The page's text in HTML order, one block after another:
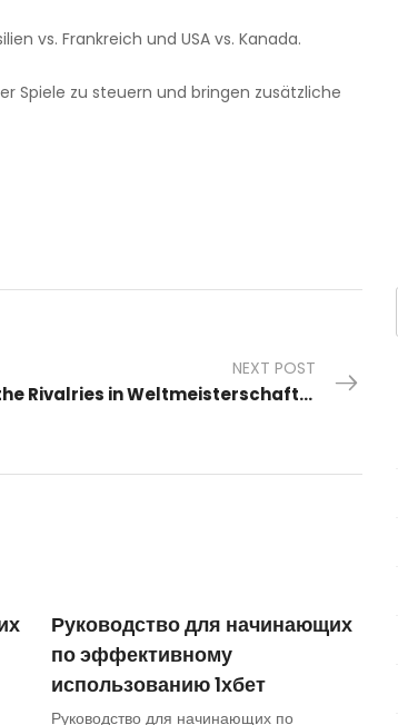
vs. Frankreich und USA vs. Kanada.
Spiele zu steuern und bringen zusätzliche
NEXT POST
Exploring the Rivalries in Weltmeisterschaft Fussball 2026
Руководство для начинающих
по эффективному
использованию 1хбет
Руководство для начинающих по